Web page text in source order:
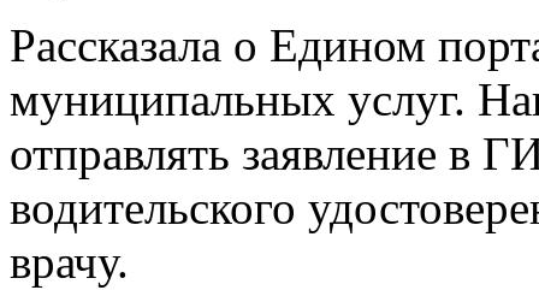
Рассказала о Едином
муниципальных услуг.
отправлять заявление в
водительского
врачу.